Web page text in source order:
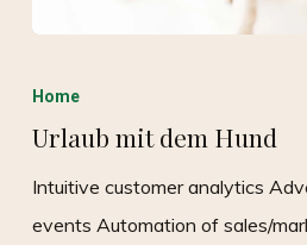
Home
Urlaub mit dem Hund
Intuitive customer analytics
events Automation of sales/